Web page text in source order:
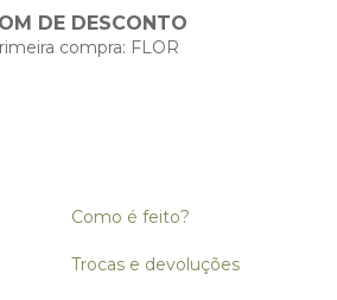
DE DESCONTO
compra: FLOR
Como é feito?
Trocas e devoluções